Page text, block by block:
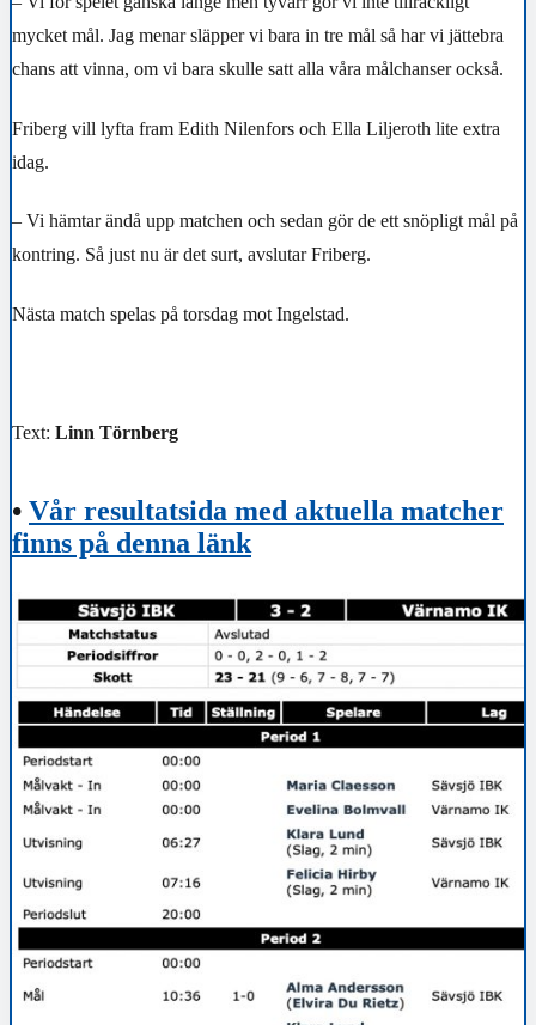
mycket mål. Jag menar släpper vi bara in tre mål så har vi jättebra
chans att vinna, om vi bara skulle satt alla våra målchanser också.
Friberg vill lyfta fram Edith Nilenfors och Ella Liljeroth lite extra
idag.
– Vi hämtar ändå upp matchen och sedan gör de ett snöpligt mål på
kontring. Så just nu är det surt, avslutar Friberg.
Nästa match spelas på torsdag mot Ingelstad.
Text: Linn Törnberg
• Vår resultatsida med aktuella matcher
finns på denna länk